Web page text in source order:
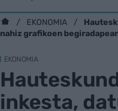
EKONOMIA
nahiz grafikoen
EKONOMIA
inkesta,